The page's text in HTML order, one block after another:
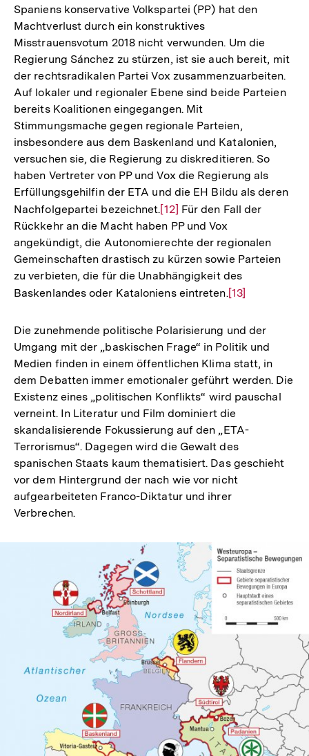
Spaniens konservative Volkspartei (PP) hat den
Machtverlust durch ein konstruktives
Misstrauensvotum 2018 nicht verwunden. Um die
Regierung Sánchez zu stürzen, ist sie auch bereit, mit
der rechtsradikalen Partei Vox zusammenzuarbeiten.
Auf lokaler und regionaler Ebene sind beide Parteien
bereits Koalitionen eingegangen. Mit
Stimmungsmache gegen regionale Parteien,
insbesondere aus dem Baskenland und Katalonien,
versuchen sie, die Regierung zu diskreditieren. So
haben Vertreter von PP und Vox die Regierung als
Erfüllungsgehilfin der ETA und die EH Bildu als deren
Nachfolgepartei bezeichnet.Zur
Auflösung
der
Fußnote
[12] Für den Fall der
Rückkehr an die Macht haben PP und Vox
angekündigt, die Autonomierechte der regionalen
Gemeinschaften drastisch zu kürzen sowie Parteien
zu verbieten, die für die Unabhängigkeit des
Baskenlandes oder Kataloniens eintreten.Zur
der
Fußnote
[13]
Die zunehmende politische Polarisierung und der
Umgang mit der „baskischen Frage“ in Politik und
Medien finden in einem öffentlichen Klima statt, in
dem Debatten immer emotionaler geführt werden. Die
Existenz eines „politischen Konflikts“ wird pauschal
verneint. In Literatur und Film dominiert die
skandalisierende Fokussierung auf den „ETA-
Terrorismus“. Dagegen wird die Gewalt des
spanischen Staats kaum thematisiert. Das geschieht
vor dem Hintergrund der nach wie vor nicht
aufgearbeiteten Franco-Diktatur und ihrer
Verbrechen.